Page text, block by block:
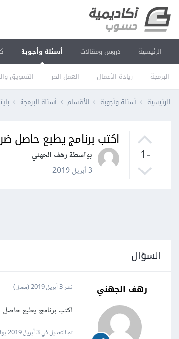
الرئيسية دروس ومقالات أسئلة وأجوبة
البرمجة ريادة الأعمال العمل الحر التسويق
الرئيسية أسئلة وأجوبة الأقسام أسئلة البرمجة
-1
اكتب برنامج يطبع حاصل ضرب
بواسطة رهف الجهني
3 أبريل 2019
السؤال
رهف الجهني نشر3 أبريل 2019 (معدل)
اكتب برنامج يطبع حاصل
تم التعديل في3 أبريل 2019